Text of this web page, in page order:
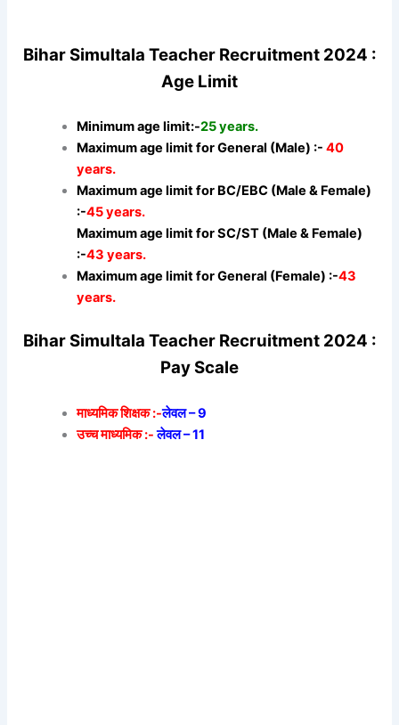
Bihar Simultala Teacher Recruitment 2024 :
Age Limit
Minimum age limit:-25 years.
Maximum age limit for General (Male) :-40
years.
Maximum age limit for BC/EBC (Male & Female)
:-45 years.
Maximum age limit for SC/ST (Male & Female)
:-43 years.
Maximum age limit for General (Female) :-43
years.
Bihar Simultala Teacher Recruitment 2024 :
Pay Scale
माध्यमिक शिक्षक :-लेवल – 9
उच्च माध्यमिक :-लेवल – 11